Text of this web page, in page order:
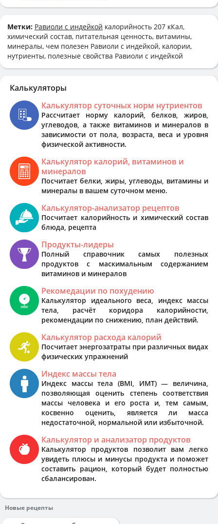
Метки: Равиоли с индейкой калорийность 207 кКал,
химический состав, питательная ценность, витамины,
минералы, чем полезен Равиоли с индейкой, калории,
нутриенты, полезные свойства Равиоли с индейкой
Калькуляторы
Калькулятор суточных норм нутриентов
Рассчитает норму калорий, белков, жиров,
углеводов, а также витаминов и минералов в
зависимости от пола, возраста, веса и уровня
физической активности.
Калькулятор калорий, витаминов и
минералов
Посчитает белки, жиры, углеводы, витамины и
минералы в вашем суточном меню.
Калькулятор-анализатор рецептов
Посчитает калорийность и химический состав
блюда, рецепта
Продукты-лидеры
Полный справочник самых полезных
продуктов с маскимальным содержанием
витаминов и минералов
Рекомедации по похудению
Калькулятор идеального веса, индекс массы
тела, расчёт коридора калорийности,
рекомендации по снижению, план действий.
Калькулятор расхода калорий
Посчитает энергозатраты при различных видах
физических упражнений
Индекс массы тела
Индекс массы тела (BMI, ИМТ) — величина,
позволяющая оценить степень соответствия
массы человека и его роста и, тем самым,
косвенно оценить, является ли масса
недостаточной, нормальной или избыточной.
Калькулятор и анализатор продуктов
Калькулятор продуктов позволит вам легко
увидеть плюсы и минусы продукта и поможет
составить рацион, который будет полностью
сбалансирован.
Новые рецепты